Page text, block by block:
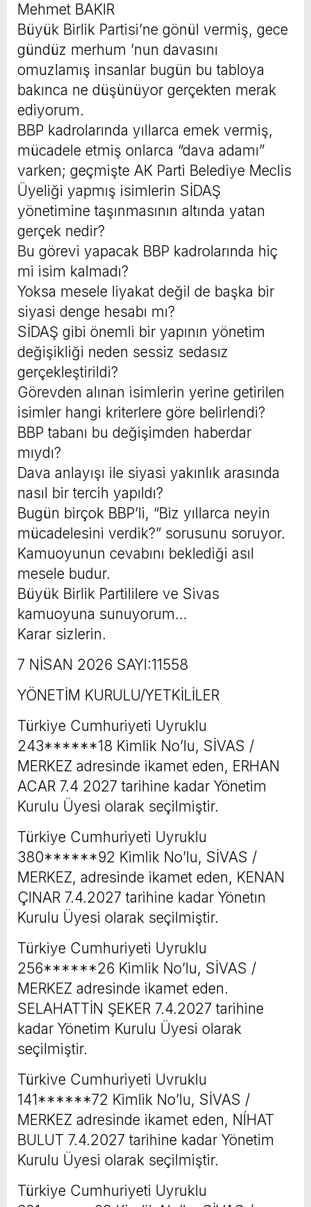
Mehmet BAKIR
Büyük Birlik Partisi’ne gönül vermiş, gece
gündüz merhum ’nun davasını
omuzlamış insanlar bugün bu tabloya
bakınca ne düşünüyor gerçekten merak
ediyorum.
BBP kadrolarında yıllarca emek vermiş,
mücadele etmiş onlarca “dava adamı”
varken; geçmişte AK Parti Belediye Meclis
Üyeliği yapmış isimlerin SİDAŞ
yönetimine taşınmasının altında yatan
gerçek nedir?
Bu görevi yapacak BBP kadrolarında hiç
mi isim kalmadı?
Yoksa mesele liyakat değil de başka bir
siyasi denge hesabı mı?
SİDAŞ gibi önemli bir yapının yönetim
değişikliği neden sessiz sedasız
gerçekleştirildi?
Görevden alınan isimlerin yerine getirilen
isimler hangi kriterlere göre belirlendi?
BBP tabanı bu değişimden haberdar
mıydı?
Dava anlayışı ile siyasi yakınlık arasında
nasıl bir tercih yapıldı?
Bugün birçok BBP’li, “Biz yıllarca neyin
mücadelesini verdik?” sorusunu soruyor.
Kamuoyunun cevabını beklediği asıl
mesele budur.
Büyük Birlik Partililere ve Sivas
kamuoyuna sunuyorum…
Karar sizlerin.
7 NİSAN 2026 SAYI:11558
YÖNETİM KURULU/YETKİLİLER
Türkiye Cumhuriyeti Uyruklu
243******18 Kimlik No’lu, SİVAS /
MERKEZ adresinde ikamet eden, ERHAN
ACAR 7.4 2027 tarihine kadar Yönetim
Kurulu Üyesi olarak seçilmiştir.
Türkiye Cumhuriyeti Uyruklu
380******92 Kimlik No’lu, SİVAS /
MERKEZ, adresinde ikamet eden, KENAN
ÇINAR 7.4.2027 tarihine kadar Yönetın
Kurulu Üyesi olarak seçilmiştir.
Türkiye Cumhuriyeti Uyruklu
256******26 Kimlik No’lu, SİVAS /
MERKEZ adresinde ikamet eden.
SELAHATTİN ŞEKER 7.4.2027 tarihine
kadar Yönetim Kurulu Üyesi olarak
seçilmiştir.
Türkive Cumhuriyeti Uvruklu
141******72 Kimlik No’lu, SİVAS /
MERKEZ adresinde ikamet eden, NÍHAT
BULUT 7.4.2027 tarihine kadar Yönetim
Kurulu Üyesi olarak seçilmiştir.
Türkiye Cumhuriyeti Uyruklu